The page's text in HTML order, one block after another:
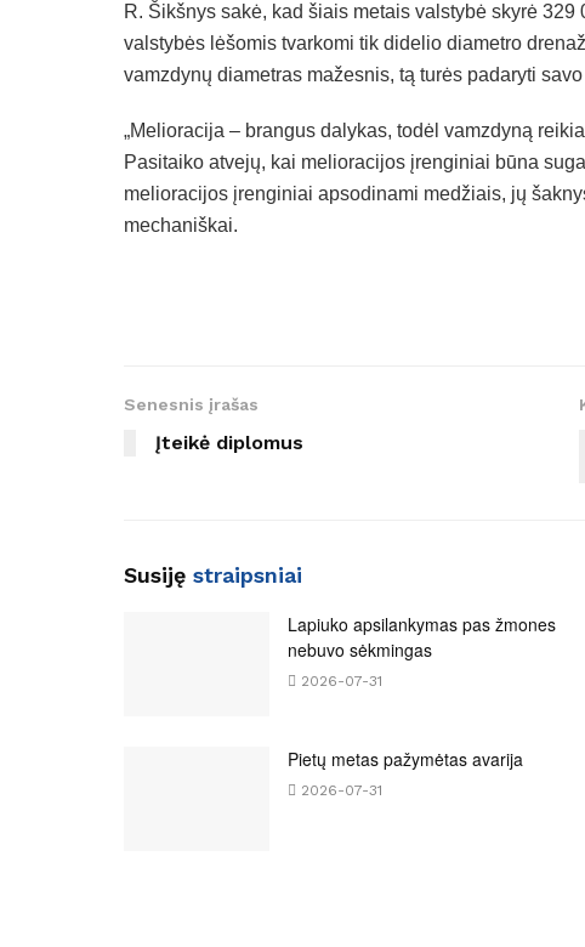
R. Šikšnys sakė, kad šiais metais valstybė skyrė
valstybės lėšomis tvarkomi tik didelio diametro
vamzdynų diametras mažesnis, tą turės padaryti
„Melioracija – brangus dalykas, todėl vamzdyną
Pasitaiko atvejų, kai melioracijos įrenginiai būna
melioracijos įrenginiai apsodinami medžiais, jų
mechaniškai.
Senesnis įrašas
Įteikė diplomus
Susiję straipsniai
Lapiuko apsilankymas pas žmones
nebuvo sėkmingas
2026-07-31
Pietų metas pažymėtas avarija
2026-07-31